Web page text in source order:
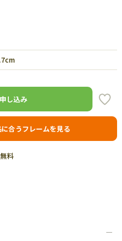
し込み
合うフレームを見る
料